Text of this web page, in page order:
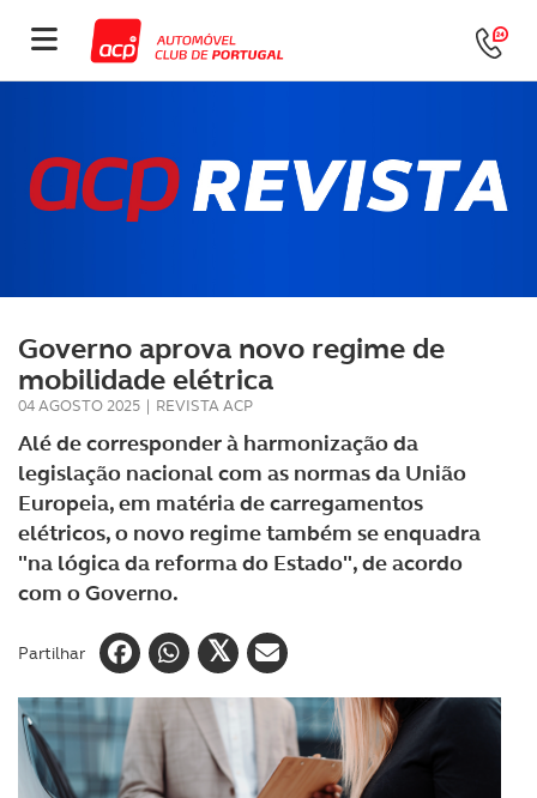
Governo aprova novo regime de
mobilidade elétrica
04 AGOSTO 2025 | REVISTA ACP
Alé de corresponder à harmonização da
legislação nacional com as normas da União
Europeia, em matéria de carregamentos
elétricos, o novo regime também se enquadra
"na lógica da reforma do Estado", de acordo
com o Governo.
Partilhar